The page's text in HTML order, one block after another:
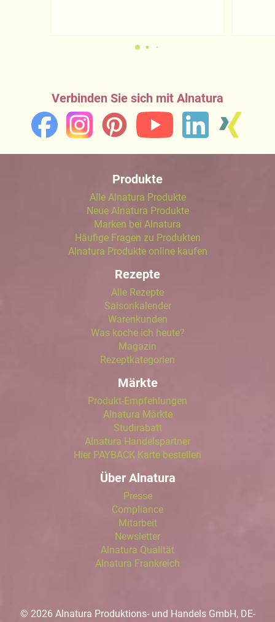
Verbinden Sie sich mit Alnatura
Produkte
Alle Alnatura Produkte
Neue Alnatura Produkte
Marken bei Alnatura
Häufige Fragen zu Produkten
Alnatura Produkte online kaufen
Rezepte
Alle Rezepte
Saisonkalender
Warenkunden
Was koche ich heute?
Magazin
Rezeptkategorien
Märkte
Produkt-Empfehlungen
Alnatura Märkte
Studirabatt
Alnatura Handelspartner
Hier PAYBACK Karte bestellen
Über Alnatura
Presse
Compliance
Mitarbeit
Newsletter
Alnatura Qualität
Alnatura Frankreich
© 2026 Alnatura Produktions- und Handels GmbH, DE-